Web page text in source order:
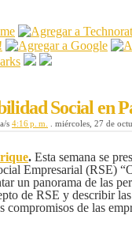
Social en
s 4:16 p. m. miércoles, 27 de
. Esta semana se
Empresarial (RSE)
un panorama de las
de RSE y describir
compromisos de las